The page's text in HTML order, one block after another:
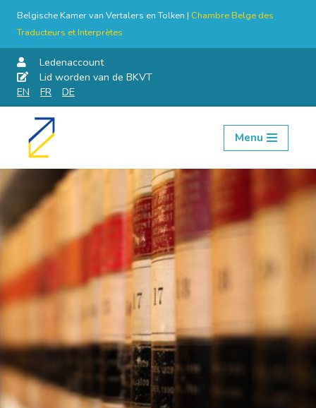
Belgische Kamer van Vertalers en Tolken | Chambre Belge des
Traducteurs et Interprètes
Ledenaccount
Lid worden van de BKVT
EN
FR DE
Skip
content
Menu